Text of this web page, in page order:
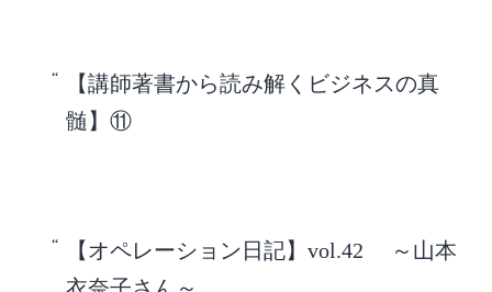
【講師著書から読み解くビジネスの真
髄】⑪
【オペレーション日記】vol.42 ～山本